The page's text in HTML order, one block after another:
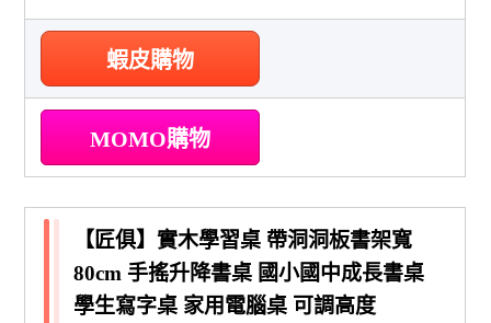
蝦皮購物
MOMO購物
【匠俱】實木學習桌 帶洞洞板書架寬
80cm 手搖升降書桌 國小國中成長書桌
學生寫字桌 家用電腦桌 可調高度